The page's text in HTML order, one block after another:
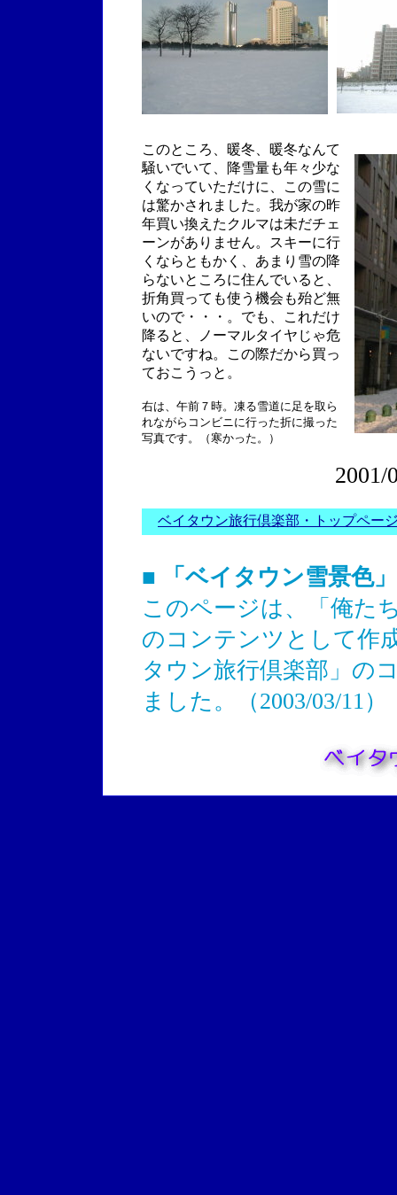
このところ、暖冬、暖冬なんて
騒いでいて、降雪量も年々少な
くなっていただけに、この雪に
は驚かされました。我が家の昨
年買い換えたクルマは未だチェ
ーンがありません。スキーに行
くならともかく、あまり雪の降
らないところに住んでいると、
折角買っても使う機会も殆ど無
いので・・・。でも、これだけ
降ると、ノーマルタイヤじゃ危
ないですね。この際だから買っ
ておこうっと。
右は、午前７時。凍る雪道に足を取ら
れながらコンビニに行った折に撮った
写真です。（寒かった。）
2001/
ベイタウン旅行倶楽部・トップペー
■ 「ベイタウン雪景色
このページは、「俺た
のコンテンツとして作
タウン旅行倶楽部」の
ました。（2003/03/11）